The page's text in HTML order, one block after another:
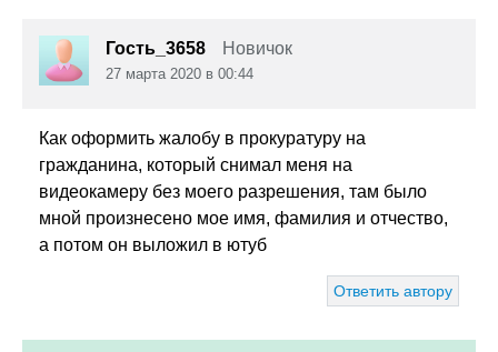
Гость_3658 Новичок
27 марта 2020 в 00:44
Как оформить жалобу в прокуратуру на
гражданина, который снимал меня на
видеокамеру без моего разрешения, там было
мной произнесено мое имя, фамилия и отчество,
а потом он выложил в ютуб
Ответить автору